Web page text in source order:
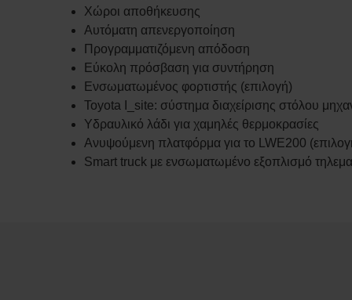
Χώροι αποθήκευσης
Αυτόματη απενεργοποίηση
Προγραμματιζόμενη απόδοση
Εύκολη πρόσβαση για συντήρηση
Ενσωματωμένος φορτιστής (επιλογή)
Toyota I_site: σύστημα διαχείρισης στόλου
Υδραυλικό λάδι για χαμηλές θερμοκρασίες
Ανυψούμενη πλατφόρμα για το LWE200
Smart truck με ενσωματωμένο εξοπλισμό